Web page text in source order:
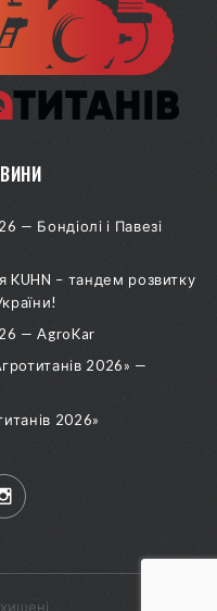
— Бондіолі і Павезі
KUHN – тандем розвитку
— AgroKar
2026» —
2026»